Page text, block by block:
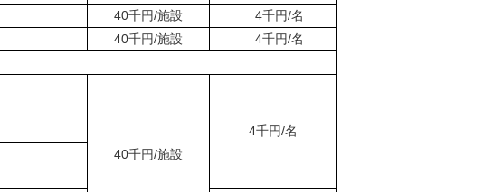
40千円/施設
4千円/名
40千円/施設
4千円/名
40千円/施設
4千円/名